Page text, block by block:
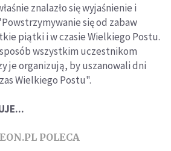
znalazło się wyjaśnienie i
się od zabaw
piątki i w czasie Wielkiego Postu.
wszystkim uczestnikom
je organizują, by uszanowali dni
Wielkiego Postu".
POLECA